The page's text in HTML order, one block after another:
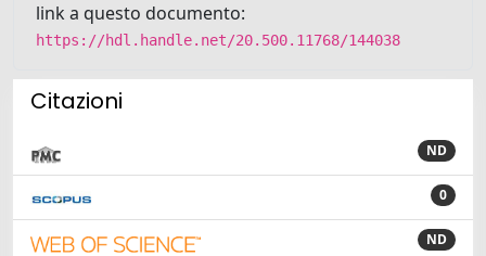
link a questo documento:
https://hdl.handle.net/20.500.11768/144038
Citazioni
ND
0
ND